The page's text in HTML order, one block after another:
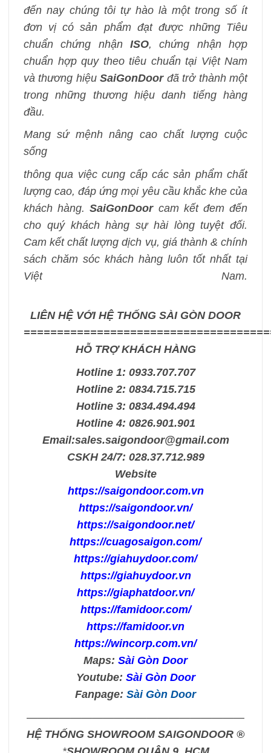
đến nay chúng tôi tự hào là một trong số ít
đơn vị có sản phẩm đạt được những Tiêu
chuẩn chứng nhận ISO, chứng nhận hợp
chuẩn hợp quy theo tiêu chuẩn tại Việt Nam
và thương hiệuSaiGonDoorđã trở thành một
trong những thương hiệu danh tiếng hàng
đầu.
Mang sứ mệnh nâng cao chất lượng cuộc
sống
thông qua việc cung cấp các sản phẩm chất
lượng cao, đáp ứng mọi yêu cầu khắc khe của
khách hàng.SaiGonDoorcam kết đem đến
cho quý khách hàng sự hài lòng tuyệt đối.
Cam kết chất lượng dịch vụ, giá thành & chính
sách chăm sóc khách hàng luôn tốt nhất tại
Việt Nam.
LIÊN HỆ VỚI HỆ THỐNG SÀI GÒN DOOR
HỖ TRỢ KHÁCH HÀNG
Hotline 1: 0933.707.707
Hotline 2: 0834.715.715
Hotline 3: 0834.494.494
Hotline 4: 0826.901.901
Email:sales.saigondoor@gmail.com
CSKH 24/7: 028.37.712.989
Website
https://saigondoor.com.vn
https://saigondoor.vn/
https://saigondoor.net/
https://cuagosaigon.com/
https://giahuydoor.com/
https://giahuydoor.vn
https://giaphatdoor.vn/
https://famidoor.com/
https://famidoor.vn
https://wincorp.com.vn/
Maps: Sài Gòn Door
Youtube: Sài Gòn Door
Fanpage: Sài Gòn Door
————————————————————
HỆ THỐNG SHOWROOM SAIGONDOOR ®